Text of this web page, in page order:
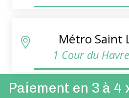
Métro Saint
1 Cour du
Paiement en 3 à 4